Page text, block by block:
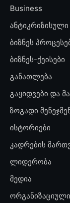
Business
ბიზნეს
ბიზნეს-ქეისები
განათლება
გაყიდვები და
ზოგადი
ისტორიები
კადრების
ლიდერობა
მედია